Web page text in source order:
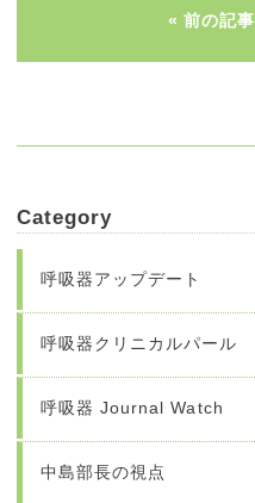
前の記事
Category
呼吸器アップデート
呼吸器クリニカルパール
呼吸器 Journal Watch
中島部長の視点